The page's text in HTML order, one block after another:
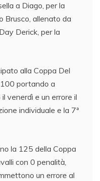
a Diago, per la
Brusco, allenato da
Derick, per la
alla Coppa Del
portando a
venerdì e un errore il
individuale e la 7ª
la 125 della Coppa
con 0 penalità,
un errore al